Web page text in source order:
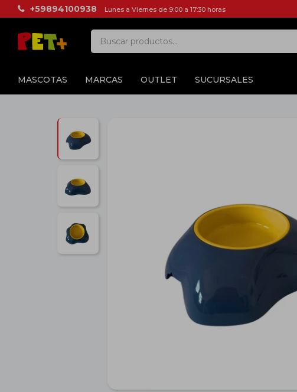
MASCOTAS MARCAS OUTLET SUCURSALES
+59894100938 Lunes a Viernes de 9:00 a 17:30 horas